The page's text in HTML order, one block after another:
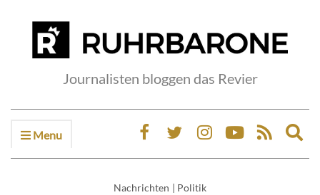
Journalisten bloggen das Revier
Menu
Nachrichten | Politik